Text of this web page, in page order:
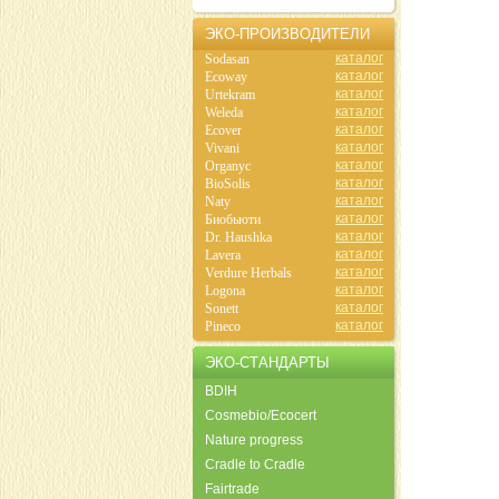
ЭКО-ПРОИЗВОДИТЕЛИ
Sodasan
каталог
Ecoway
каталог
Urtekram
каталог
Weleda
каталог
Ecover
каталог
Vivani
каталог
Organyc
каталог
BioSolis
каталог
Naty
каталог
Биобьюти
каталог
Dr. Haushka
каталог
Lavera
каталог
Verdure Herbals
каталог
Logona
каталог
Sonett
каталог
Pineco
каталог
ЭКО-СТАНДАРТЫ
BDIH
Cosmebio/Ecocert
Nature progress
Cradle to Cradle
Fairtrade